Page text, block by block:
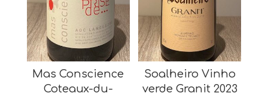
Mas Conscience
Coteaux-du-
Soalheiro Vinho
verde Granit 2023